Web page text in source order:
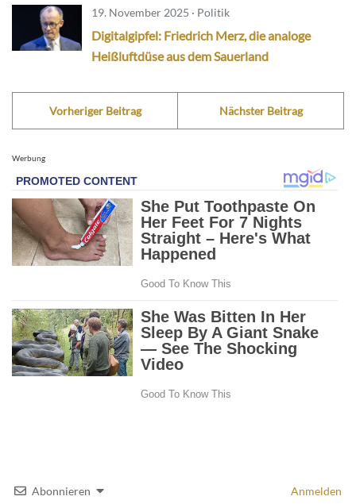
19. November 2025 · Politik
Digitalgipfel: Friedrich Merz, die analoge
Heißluftdüse aus dem Sauerland
Vorheriger Beitrag Nächster Beitrag
Werbung
Abonnieren Anmelden